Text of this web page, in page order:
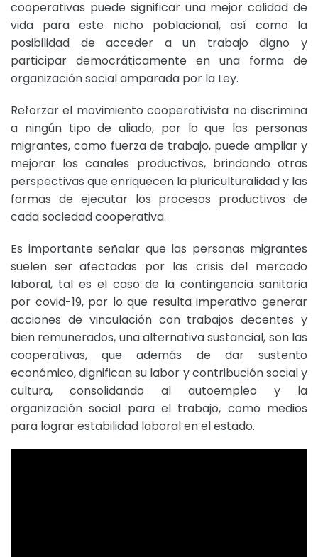
cooperativas puede significar una mejor calidad de
vida para este nicho poblacional, así como la
posibilidad de acceder a un trabajo digno y
participar democráticamente en una forma de
organización social amparada por la Ley.
Reforzar el movimiento cooperativista no discrimina
a ningún tipo de aliado, por lo que las personas
migrantes, como fuerza de trabajo, puede ampliar y
mejorar los canales productivos, brindando otras
perspectivas que enriquecen la pluriculturalidad y las
formas de ejecutar los procesos productivos de
cada sociedad cooperativa.
Es importante señalar que las personas migrantes
suelen ser afectadas por las crisis del mercado
laboral, tal es el caso de la contingencia sanitaria
por covid-19, por lo que resulta imperativo generar
acciones de vinculación con trabajos decentes y
bien remunerados, una alternativa sustancial, son las
cooperativas, que además de dar sustento
económico, dignifican su labor y contribución social y
cultura, consolidando al autoempleo y la
organización social para el trabajo, como medios
para lograr estabilidad laboral en el estado.